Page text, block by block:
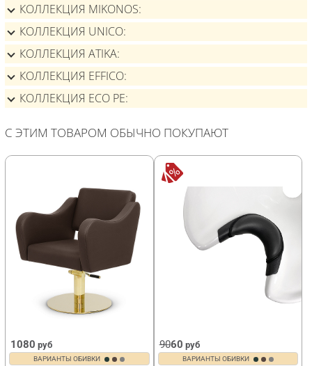
КОЛЛЕКЦИЯ MIKONOS
КОЛЛЕКЦИЯ UNICO
КОЛЛЕКЦИЯ ATIKA
КОЛЛЕКЦИЯ EFFICO
КОЛЛЕКЦИЯ ECO PE
С ЭТИМ ТОВАРОМ ОБЫЧНО ПОКУПАЮТ
1080 руб
ВАРИАНТЫ ОБИВКИ
9060 руб
ВАРИАНТЫ ОБИВКИ